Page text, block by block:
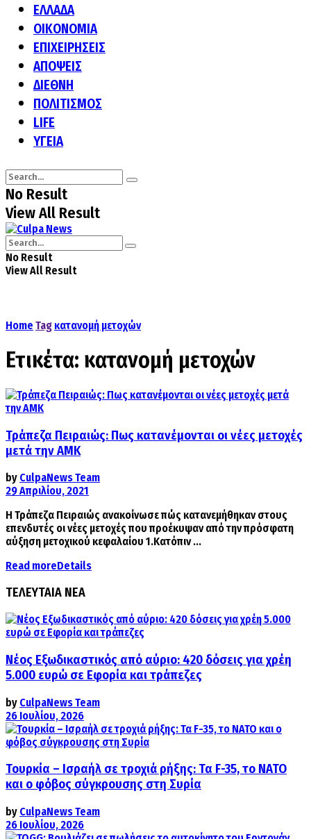
ΕΛΛΑΔΑ
ΟΙΚΟΝΟΜΙΑ
ΕΠΙΧΕΙΡΗΣΕΙΣ
ΑΠΟΨΕΙΣ
ΔΙΕΘΝΗ
ΠΟΛΙΤΙΣΜΟΣ
LIFE
ΥΓΕΙΑ
No Result
View All Result
No Result
View All Result
Home Tagκατανομή μετοχών
Ετικέτα: κατανομή μετοχών
Τράπεζα Πειραιώς: Πως κατανέμονται οι νέες μετοχές
μετά την ΑΜΚ
by CulpaNews Team
29 Απριλίου, 2021
Η Τράπεζα Πειραιώς ανακοίνωσε πώς κατανεμήθηκαν στους
επενδυτές οι νέες μετοχές που προέκυψαν από την πρόσφατη
αύξηση μετοχικού κεφαλαίου 1.Κατόπιν ...
Read moreDetails
ΤΕΛΕΥΤΑΙΑ ΝΕΑ
Νέος Εξωδικαστικός από αύριο: 420 δόσεις για χρέη
5.000 ευρώ σε Εφορία και τράπεζες
by CulpaNews Team
26 Ιουλίου, 2026
Τουρκία – Ισραήλ σε τροχιά ρήξης: Τα F-35, το ΝΑΤΟ
και ο φόβος σύγκρουσης στη Συρία
by CulpaNews Team
26 Ιουλίου, 2026